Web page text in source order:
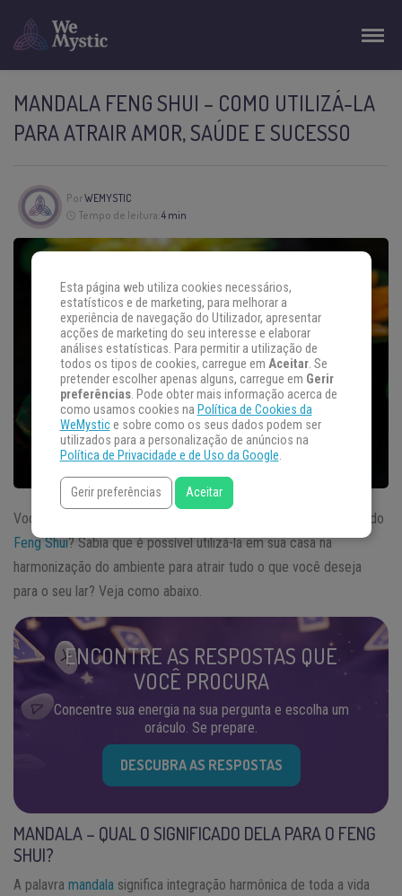
MANDALA FENG SHUI – COMO UTILIZÁ-LA
PARA ATRAIR AMOR, SAÚDE E SUCESSO
PorWEMYSTIC
Tempo de leitura:4 min
Você sabe qual o significado que uma
carrega dentro do
Feng Shui? Sabia que é possível utilizá-la em sua casa na
harmonização do ambiente para atrair tudo o que você deseja
para o seu lar? Veja como abaixo.
ENCONTRE AS RESPOSTAS QUE
VOCÊ PROCURA
Concentre sua energia na sua pergunta e escolha um
oráculo. Se prepare.
DESCUBRA AS RESPOSTAS
MANDALA – QUAL O SIGNIFICADO DELA PARA O FENG
SHUI?
A palavra mandala significa integração harmônica de toda a vida
Esta página web utiliza cookies necessários,
estatísticos e de marketing, para melhorar a
experiência de navegação do Utilizador, apresentar
acções de marketing do seu interesse e elaborar
análises estatísticas. Para permitir a utilização de
todos os tipos de cookies, carregue em Aceitar. Se
pretender escolher apenas alguns, carregue em Gerir
preferências. Pode obter mais informação acerca de
como usamos cookies na Política de Cookies da
WeMystice sobre como os seus dados podem ser
utilizados para a personalização de anúncios na
Política de Privacidade e de Uso da Google.
Gerir preferências Aceitar